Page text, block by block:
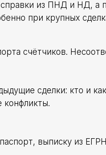
из ПНД и НД, а
при крупных
счётчиков.
сделки: кто и
конфликты.
выписку из